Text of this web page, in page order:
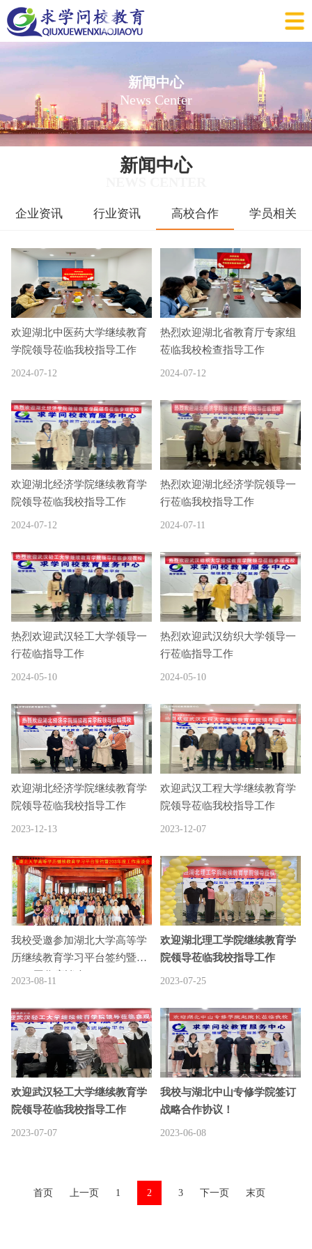
新闻中心
News Center
新闻中心
企业资讯 行业资讯 高校合作 学员相关
欢迎湖北中医药大学继续教育
学院领导莅临我校指导工作
2024-07-12
热烈欢迎湖北省教育厅专家组
莅临我校检查指导工作
2024-07-12
欢迎湖北经济学院继续教育学
院领导莅临我校指导工作
2024-07-12
热烈欢迎湖北经济学院领导一
行莅临我校指导工作
2024-07-11
热烈欢迎武汉轻工大学领导一
行莅临指导工作
2024-05-10
热烈欢迎武汉纺织大学领导一
行莅临指导工作
2024-05-10
欢迎湖北经济学院继续教育学
院领导莅临我校指导工作
2023-12-13
欢迎武汉工程大学继续教育学
院领导莅临我校指导工作
2023-12-07
我校受邀参加湖北大学高等学
历继续教育学习平台签约暨
2023工作座谈会
2023-08-11
欢迎湖北理工学院继续教育学
院领导莅临我校指导工作
2023-07-25
欢迎武汉轻工大学继续教育学
院领导莅临我校指导工作
2023-07-07
我校与湖北中山专修学院签订
战略合作协议！
2023-06-08
首页 上一页 1 2 3 下一页 末页